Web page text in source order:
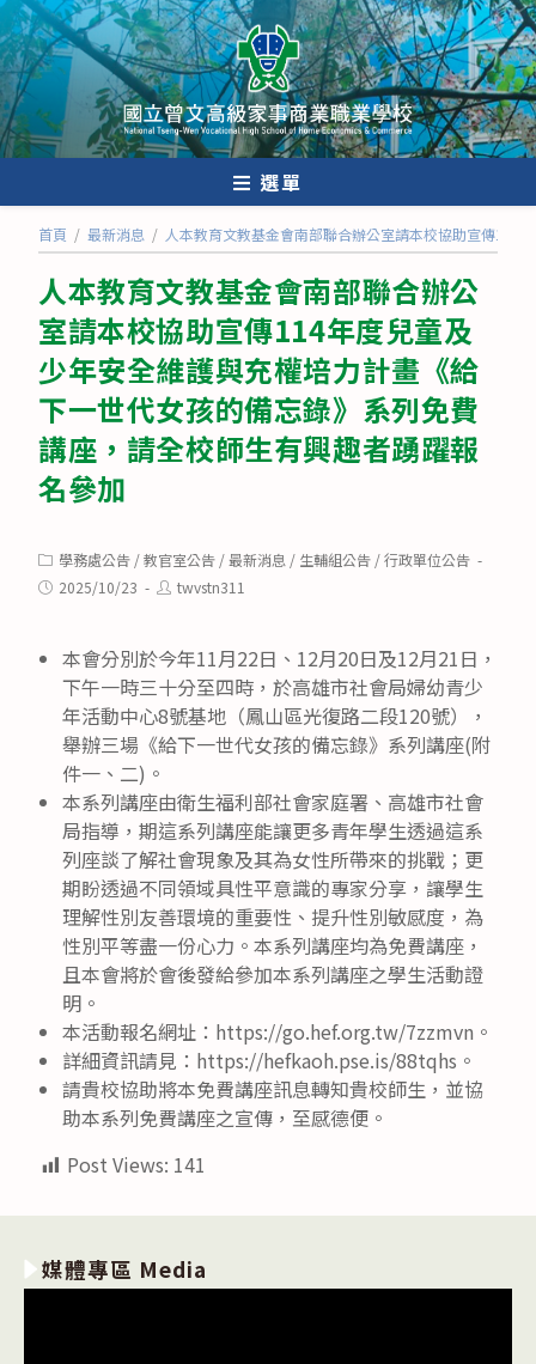
跳
轉
至
主
要
內
選單
首頁 / 最新消息 / 人本教育文教基金會南部聯合辦公室請本校協助宣傳114
人本教育文教基金會南部聯合辦公
室請本校協助宣傳114年度兒童及
少年安全維護與充權培力計畫《給
下一世代女孩的備忘錄》系列免費
講座，請全校師生有興趣者踴躍報
名參加
Post
category:
學務處公告 /教官室公告 /最新消息 / 生輔組公告 /行政單位公告
Post2025/10/23
Posttwvstn311
本會分別於今年11月22日、12月20日及12月21日，
下午一時三十分至四時，於高雄市社會局婦幼青少
年活動中心8號基地（鳳山區光復路二段120號），
舉辦三場《給下一世代女孩的備忘錄》系列講座(附
件一、二)。
本系列講座由衛生福利部社會家庭署、高雄市社會
局指導，期這系列講座能讓更多青年學生透過這系
列座談了解社會現象及其為女性所帶來的挑戰；更
期盼透過不同領域具性平意識的專家分享，讓學生
理解性別友善環境的重要性、提升性別敏感度，為
性別平等盡一份心力。本系列講座均為免費講座，
且本會將於會後發給參加本系列講座之學生活動證
明。
本活動報名網址：https://go.hef.org.tw/7zzmvn。
詳細資訊請見：https://hefkaoh.pse.is/88tqhs。
請貴校協助將本免費講座訊息轉知貴校師生，並協
助本系列免費講座之宣傳，至感德便。
Post Views: 141
媒體專區 Media